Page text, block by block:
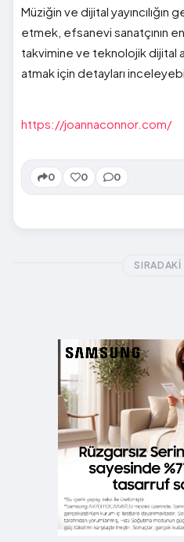
Müziğin ve dijital yayıncılığın
etmek, efsanevi sanatçının
takvimine ve teknolojik dijital
atmak için detayları
https://joannaconnor.com/
0 0 0
SIRADAKI